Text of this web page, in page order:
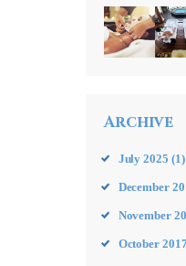
Archive
July2025 (1)
December
November
October2017